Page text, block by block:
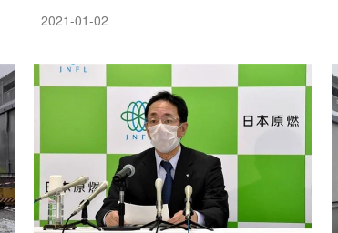
年12月29日开工建设。这标志着中国出现了示
划，我国核电建设有望按照每年6-8台的速度持
续稳步推进，每年将带来近千亿的市场空间。
2021-01-02